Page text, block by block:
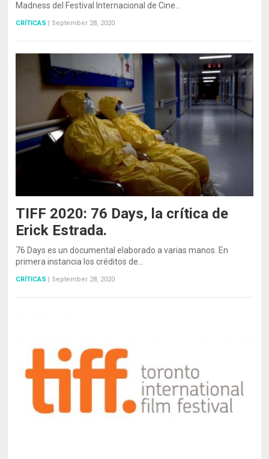
Madness del Festival Internacional de Cine…
CRÍTICAS September 28, 2020
TIFF 2020: 76 Days, la crítica de
Erick Estrada.
76 Days es un documental elaborado a varias manos. En
primera instancia los créditos de…
CRÍTICAS | September 28, 2020